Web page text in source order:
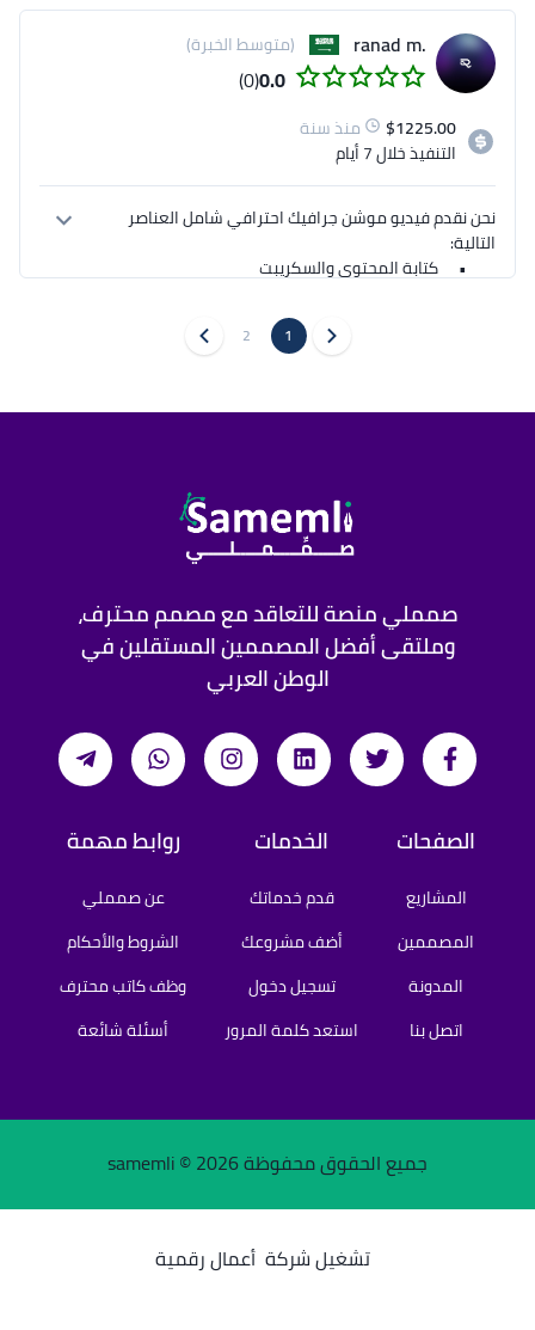
.ranad m (متوسط الخبرة)
0.0
(0)
$1225.00
منذ سنة
التنفيذخلال 7 أيام
1
2
صمملي منصة للتعاقد مع مصمم محترف،
وملتقى أفضل المصممين المستقلين في
الوطن العربي
الصفحات
المشاريع
المصممين
المدونة
اتصل بنا
الخدمات
قدم خدماتك
أضف مشروعك
تسجيل دخول
استعد كلمة المرور
روابط مهمة
عن صمملي
الشروط والأحكام
وظف كاتب محترف
أسئلة شائعة
جميع الحقوق محفوظة samemli ©2026
تشغيل شركة أعمال رقمية